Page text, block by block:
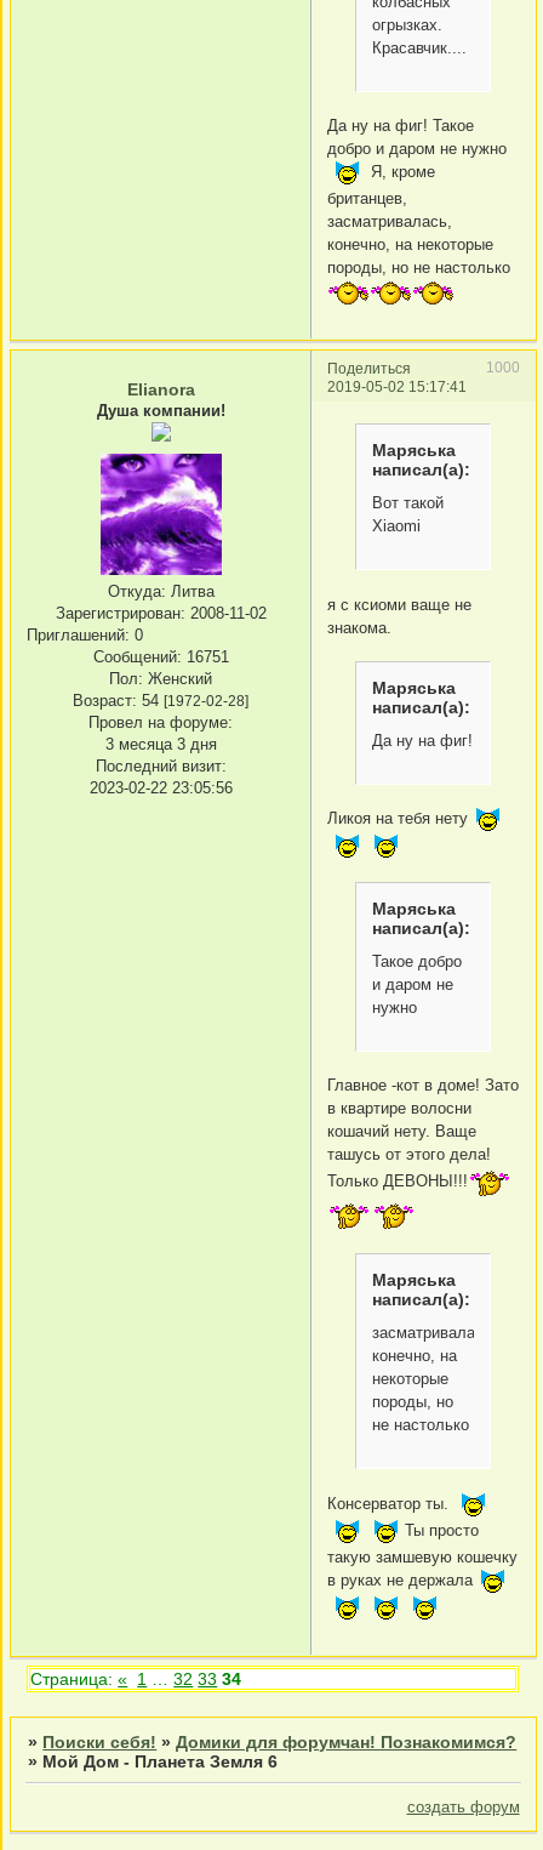
огрызках.
Красавчик....
Да ну на фиг! Такое
добро и даром не нужно
Я, кроме
британцев,
засматривалась,
конечно, на некоторые
породы, но не настолько
Поделиться
1000
2019-05-02 15:17:41
Elianora
Душа компании!
Откуда: Литва
Зарегистрирован: 2008-11-02
Приглашений: 0
Сообщений: 16751
Пол: Женский
Возраст: 54 [1972-02-28]
Провел на форуме:
3 месяца 3 дня
Последний визит:
2023-02-22 23:05:56
Маряська
написал(а):
Вот такой
Xiaomi
я с ксиоми ваще не
знакома.
Маряська
написал(а):
Да ну на фиг!
Ликоя на тебя нету
Маряська
написал(а):
Такое добро
и даром не
нужно
Главное -кот в доме! Зато
в квартире волосни
кошачий нету. Ваще
ташусь от этого дела!
Только ДЕВОНЫ!!!
Маряська
написал(а):
засматривалась,
конечно, на
некоторые
породы, но
не настолько
Консерватор ты.
Ты просто
такую замшевую кошечку
в руках не держала
Страница:« 1 … 32 33 34
» Поиски себя! »Домики для форумчан! Познакомимся?
» Мой Дом - Планета Земля 6
создать форум